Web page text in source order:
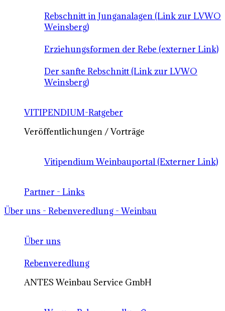
Rebschnitt in Junganalagen (Link zur LVWO
Weinsberg)
Erziehungsformen der Rebe (externer Link)
Der sanfte Rebschnitt (Link zur LVWO
Weinsberg)
VITIPENDIUM-Ratgeber
Veröffentlichungen / Vorträge
Vitipendium Weinbauportal (Externer Link)
Partner - Links
Über uns - Rebenveredlung - Weinbau
Über uns
Rebenveredlung
ANTES Weinbau Service GmbH